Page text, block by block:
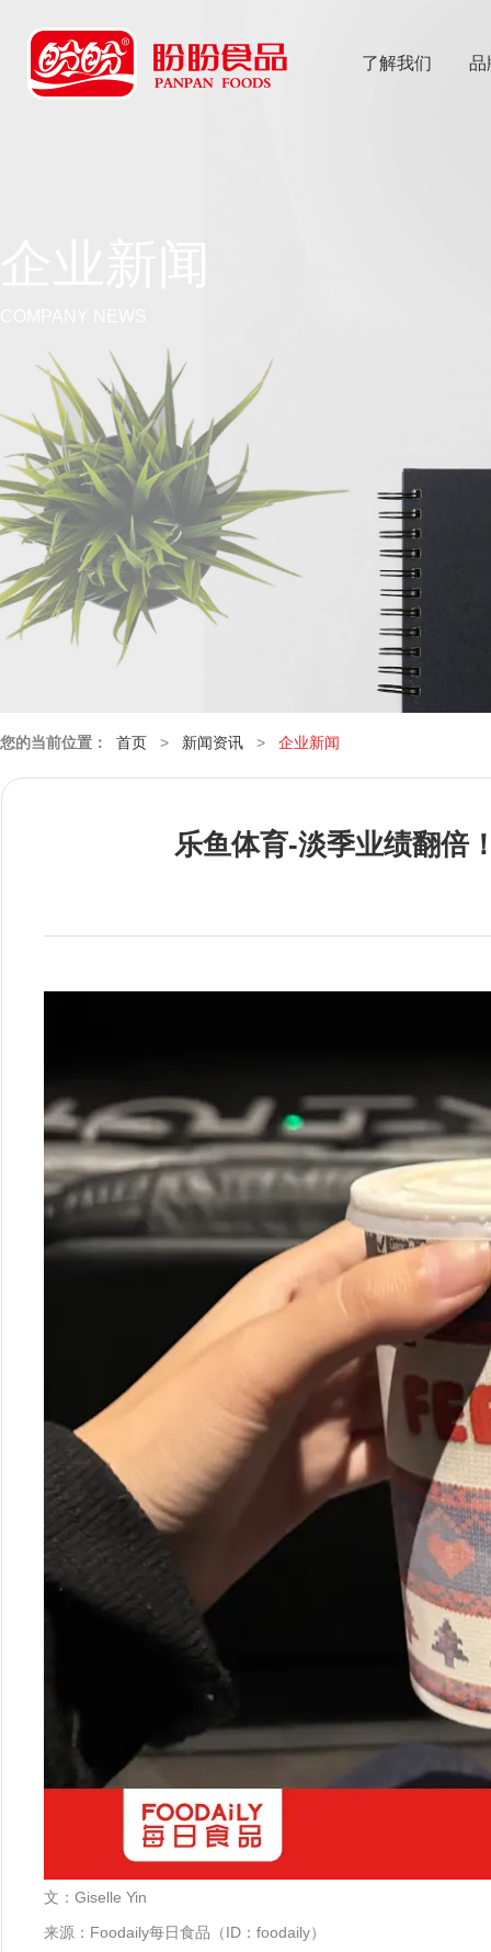
了解我们 品
您的当前位置： 首页 > 新闻资讯 > 企业新闻
乐鱼体育-淡季业绩翻倍
文：Giselle Yin
来源：Foodaily每日食品（ID：foodaily）